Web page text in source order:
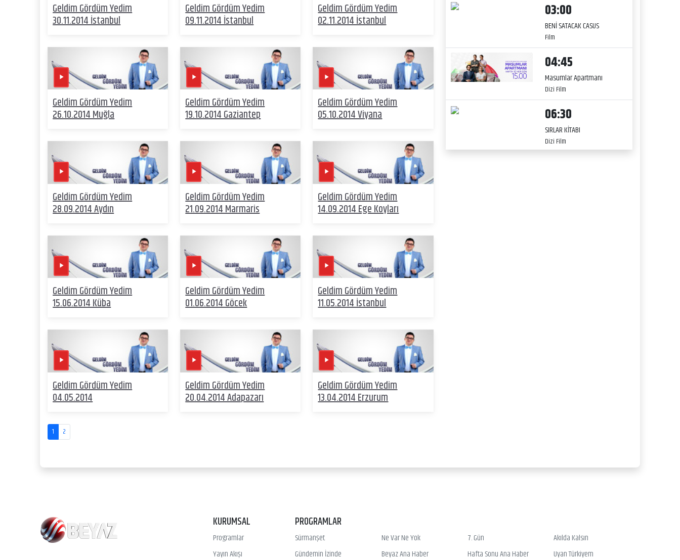
Geldim Gördüm Yedim
30.11.2014 İstanbul
Geldim Gördüm Yedim
09.11.2014 İstanbul
Geldim Gördüm Yedim
02.11.2014 İstanbul
Geldim Gördüm Yedim
26.10.2014 Muğla
Geldim Gördüm Yedim
19.10.2014 Gaziantep
Geldim Gördüm Yedim
05.10.2014 Viyana
Geldim Gördüm Yedim
28.09.2014 Aydın
Geldim Gördüm Yedim
21.09.2014 Marmaris
Geldim Gördüm Yedim
14.09.2014 Ege Koyları
Geldim Gördüm Yedim
15.06.2014 Küba
Geldim Gördüm Yedim
01.06.2014 Göcek
Geldim Gördüm Yedim
11.05.2014 İstanbul
Geldim Gördüm Yedim
04.05.2014
Geldim Gördüm Yedim
20.04.2014 Adapazarı
Geldim Gördüm Yedim
13.04.2014 Erzurum
1 2
03:00
BENİ SATACAK CASUS
Film
04:45
Masumlar Apartmanı
Dizi Film
06:30
SIRLAR KİTABI
Dizi Film
KURUMSAL
Programlar
Yayın Akışı
PROGRAMLAR
Sürmanşet Ne Var Ne Yok 7. Gün
Akılda Kalsın
Gündemin İzinde
Beyaz Ana Haber Hafta Sonu Ana Haber Uyan Türkiyem